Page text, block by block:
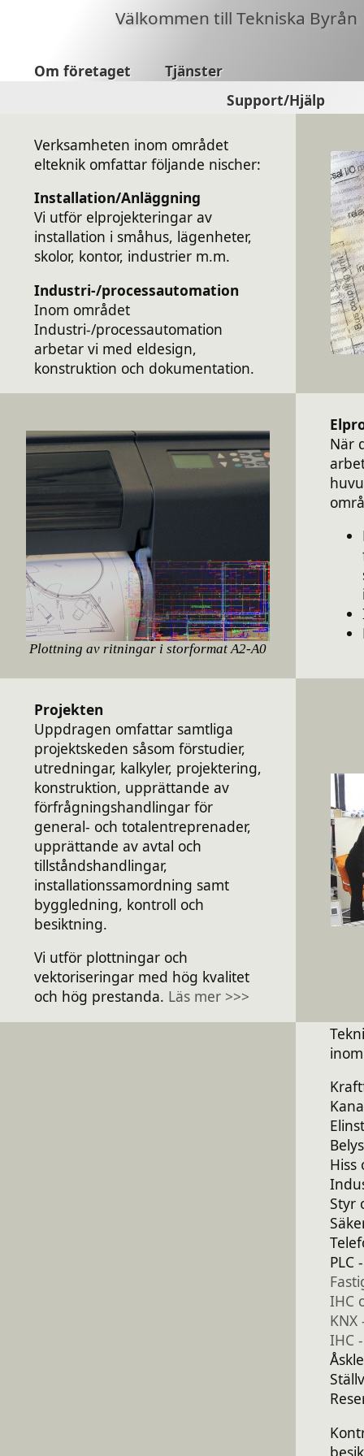
Välkommen till Tekniska Byrån
Om företaget
Tjänster
Support/Hjälp
Verksamheten inom området
elteknik omfattar följande nischer:
Installation/Anläggning
Vi utför elprojekteringar av
installation i småhus, lägenheter,
skolor, kontor, industrier m.m.
Industri-/processautomation
Inom området
Industri-/processautomation
arbetar vi med eldesign,
konstruktion och dokumentation.
Plottning av ritningar i storformat A2-A0
När
Projekten
Uppdragen omfattar samtliga
projektskeden såsom förstudier,
utredningar, kalkyler, projektering,
konstruktion, upprättande av
förfrågningshandlingar för
general- och totalentreprenader,
upprättande av avtal och
tillståndshandlingar,
installationssamordning samt
byggledning, kontroll och
besiktning.
Vi utför plottningar och
vektoriseringar med hög kvalitet
och hög prestanda. Läs mer >>>
Hiss
Styr
PLC
IHC
IHC